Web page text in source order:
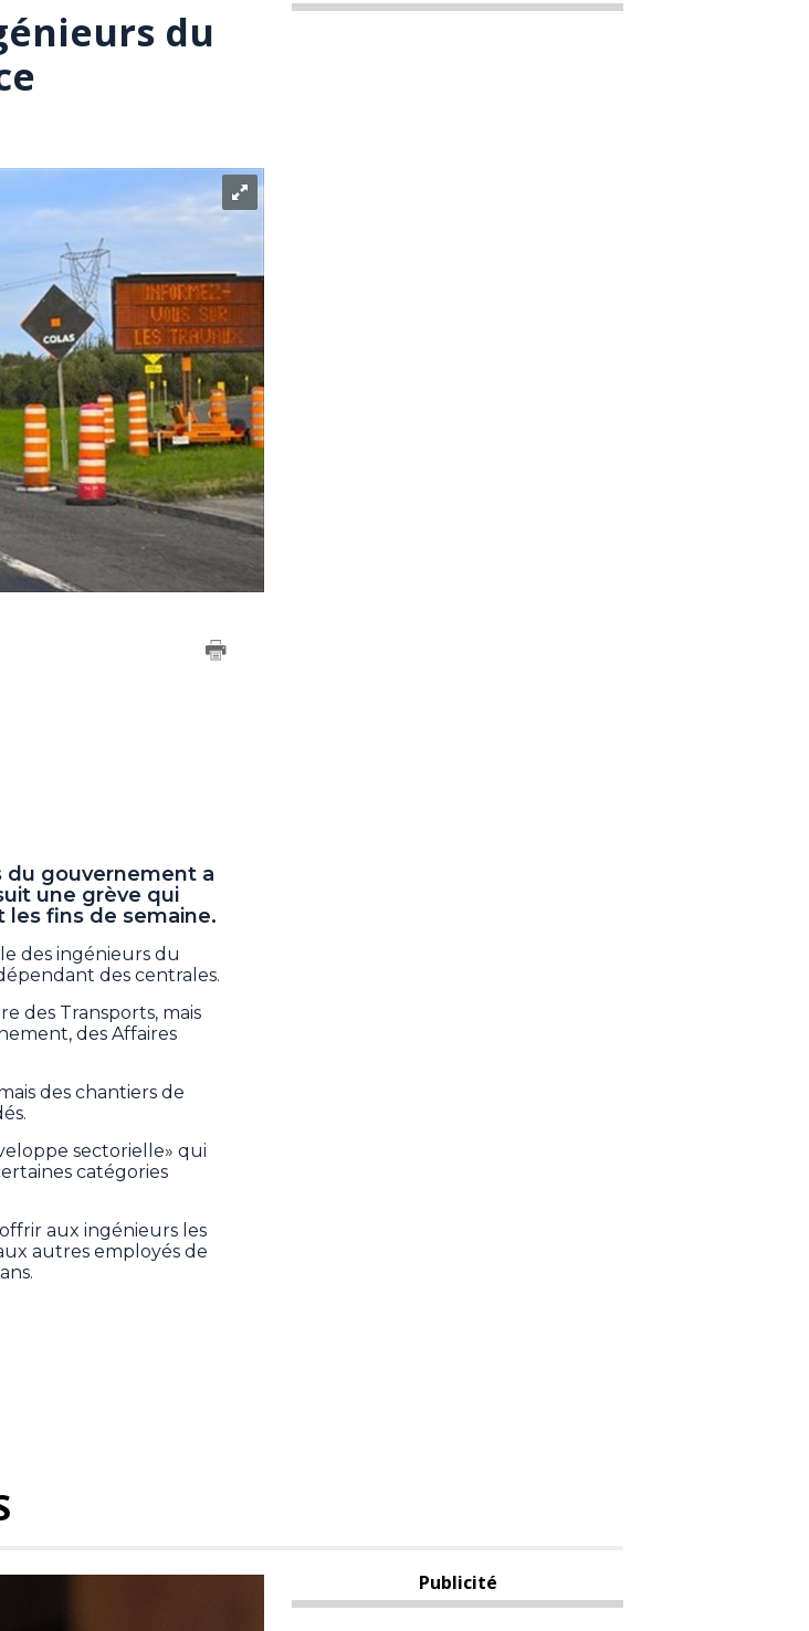
du
du gouvernement a
une grève qui
les fins de semaine.
des ingénieurs du
des centrales.
des Transports, mais
des Affaires
des chantiers de
sectorielle» qui
catégories
aux ingénieurs les
autres employés de
Publicité